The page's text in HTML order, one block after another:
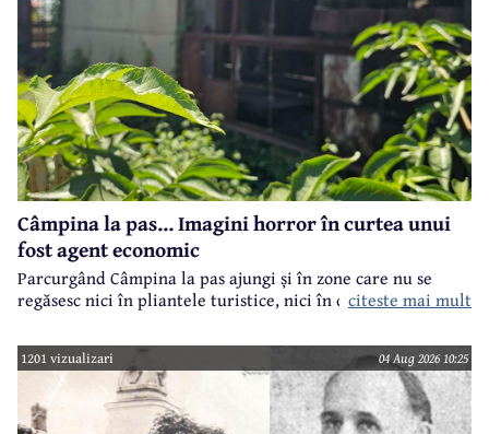
Câmpina la pas... Imagini horror în curtea unui
fost agent economic
Parcurgând Câmpina la pas ajungi și în zone care nu se
regăsesc nici în pliantele turistice, nici în cele.. electorale.
citeste mai mult
1201 vizualizari 04 Aug 2026 10:25